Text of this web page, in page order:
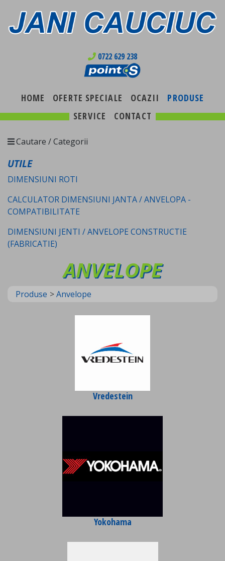
0722 629 238
HOME OFERTE SPECIALE OCAZII
PRODUSE
SERVICE
CONTACT
Cautare / Categorii
UTILE
DIMENSIUNI ROTI
CALCULATOR DIMENSIUNI JANTA / ANVELOPA -
COMPATIBILITATE
DIMENSIUNI JENTI / ANVELOPE CONSTRUCTIE
(FABRICATIE)
ANVELOPE
Produse >Anvelope
Vredestein
Yokohama